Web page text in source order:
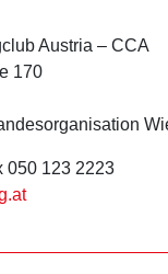
Austria – CCA
170
050 123 2223